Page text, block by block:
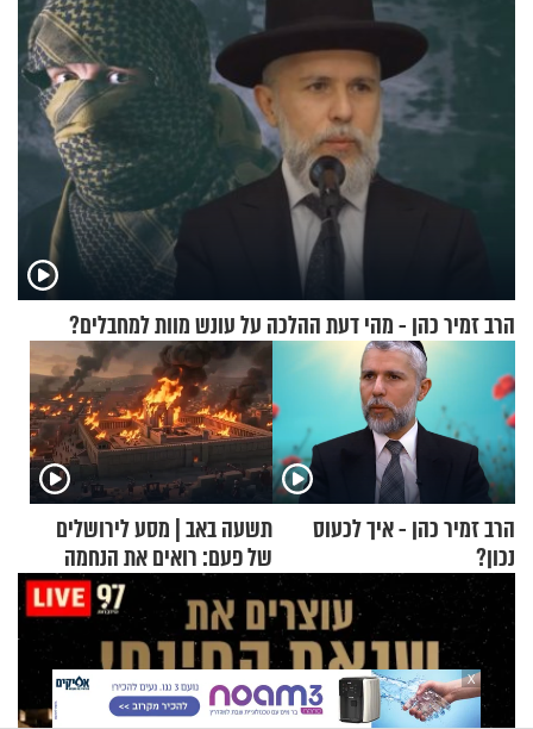
הרב זמיר כהן - מהי דעת ההלכה על עונש מוות למחבלים?
הרב זמיר כהן - איך לכעוס
נכון?
תשעה באב | מסע לירושלים
של פעם: רואים את הנחמה
X